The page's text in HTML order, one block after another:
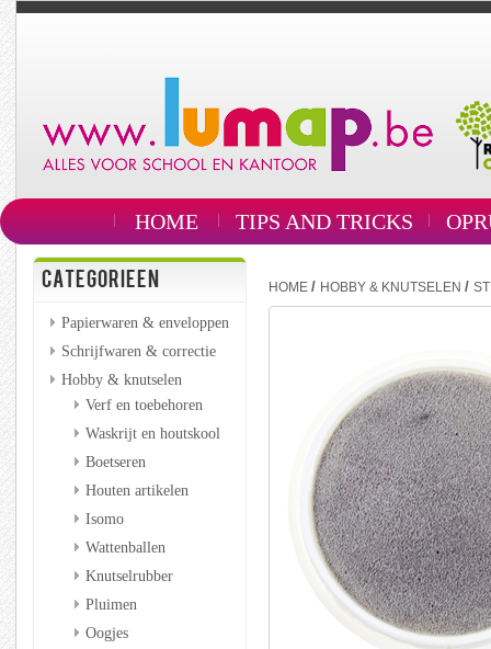
HOME TIPS AND TRICKS
CATEGORIEEN
Papierwaren & enveloppen
Schrijfwaren & correctie
Hobby & knutselen
Verf en toebehoren
Waskrijt en houtskool
Boetseren
Houten artikelen
Isomo
Wattenballen
Knutselrubber
Pluimen
Oogjes
HOME / HOBBY & KNUTSELEN /